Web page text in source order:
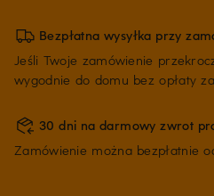
Bezpłatna wysyłka przy
Jeśli Twoje zamówienie
wygodnie do domu bez opłaty
30 dni na darmowy zwrot
Zamówienie można bezpłatnie